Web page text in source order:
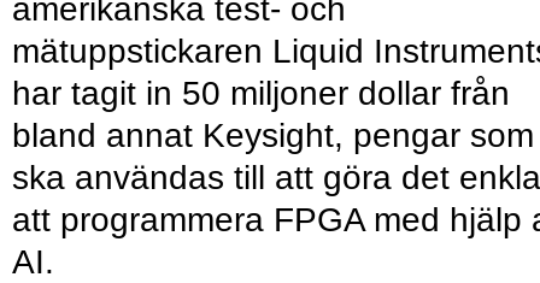
amerikanska test- och
mätuppstickaren Liquid
har tagit in 50 miljoner dollar från
bland annat Keysight, pengar som
ska användas till att göra det
att programmera FPGA med hjälp
AI.